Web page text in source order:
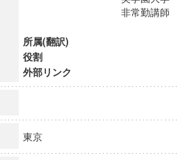
非常勤講師
所属(翻訳)
役割
外部リンク
東京